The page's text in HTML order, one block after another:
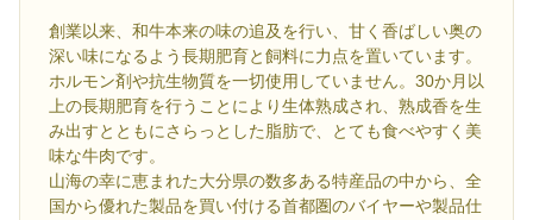
創業以来、和牛本来の味の追及を行い、甘く香ばしい奥の
深い味になるよう長期肥育と飼料に力点を置いています。
ホルモン剤や抗生物質を一切使用していません。30か月以
上の長期肥育を行うことにより生体熟成され、熟成香を生
み出すとともにさらっとした脂肪で、とても食べやすく美
味な牛肉です。
山海の幸に恵まれた大分県の数多ある特産品の中から、全
国から優れた製品を買い付ける首都圏のバイヤーや製品仕